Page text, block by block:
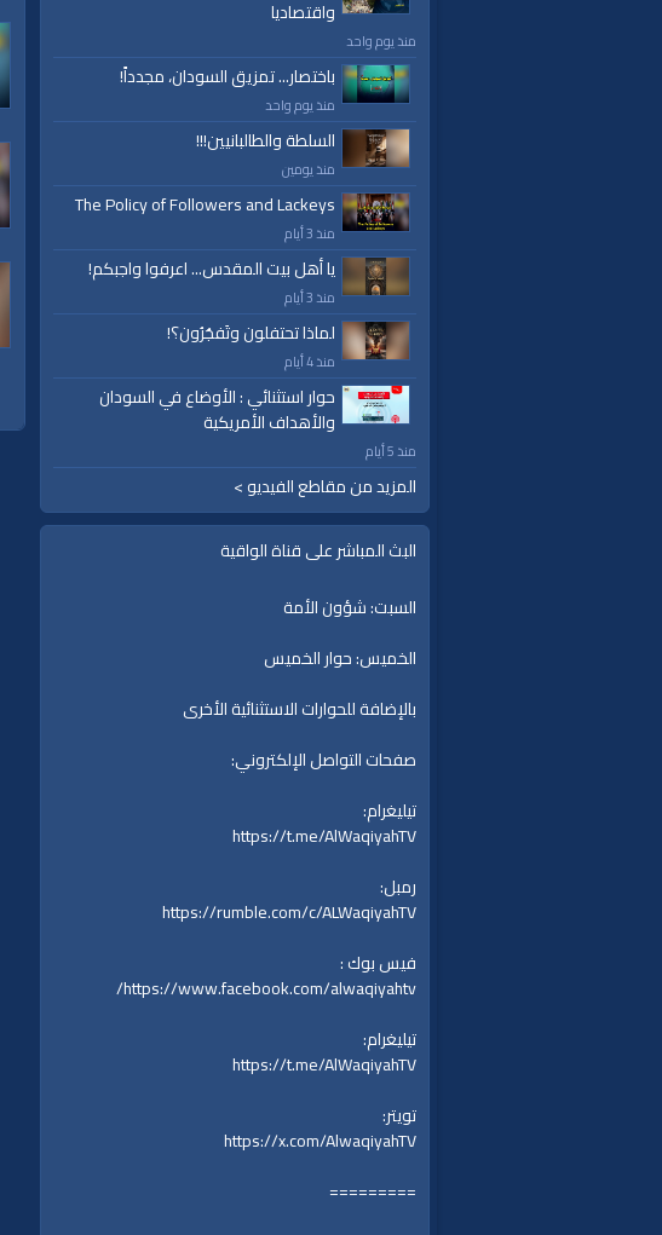
الفئات:
نظرة على الأحداث
البث المباشر
قنوات:
برامج الواقية
العلامات:#video
|
#subscribe
|
#youtube
|قناة الواقية
واقتصاديا
منذ يوم واحد
باختصار... تمزيق السودان، مجدداً!
منذ يوم واحد
السلطة والطالبانيين!!!
منذ يومين
The Policy of Followers and Lackeys
منذ 3 أيام
يا أهل بيت المقدس... اعرفوا واجبكم!
منذ 3 أيام
لماذا تحتفلون وتَفجُرُون؟!
منذ 4 أيام
حوار استثنائي : الأوضاع في السودان
والأهداف الأمريكية
منذ 5 أيام
المزيد من مقاطع الفيديو >
البث المباشر على قناة الواقية
السبت: شؤون الأمة
الخميس: حوار الخميس
بالإضافة للحوارات الاستثنائية الأخرى
صفحات التواصل الإلكتروني:
تيليغرام:
https://t.me/AlWaqiyahTV
رمبل:
https://rumble.com/c/ALWaqiyahTV
فيس بوك :
https://www.facebook.com/alwaqiyahtv/
تيليغرام:
https://t.me/AlWaqiyahTV
تويتر:
https://x.com/AlwaqiyahTV
=========